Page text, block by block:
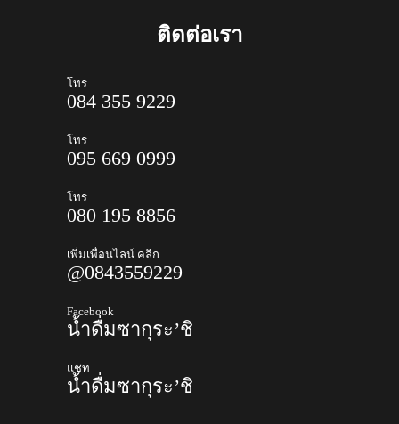
ติดต่อเรา
โทร
084 355 9229
โทร
095 669 0999
โทร
080 195 8856
เพิ่มเพื่อนไลน์ คลิก
@0843559229
Facebook
น้ำดื่มซากุระ’ชิ
แชท
น้ำดื่มซากุระ’ชิ